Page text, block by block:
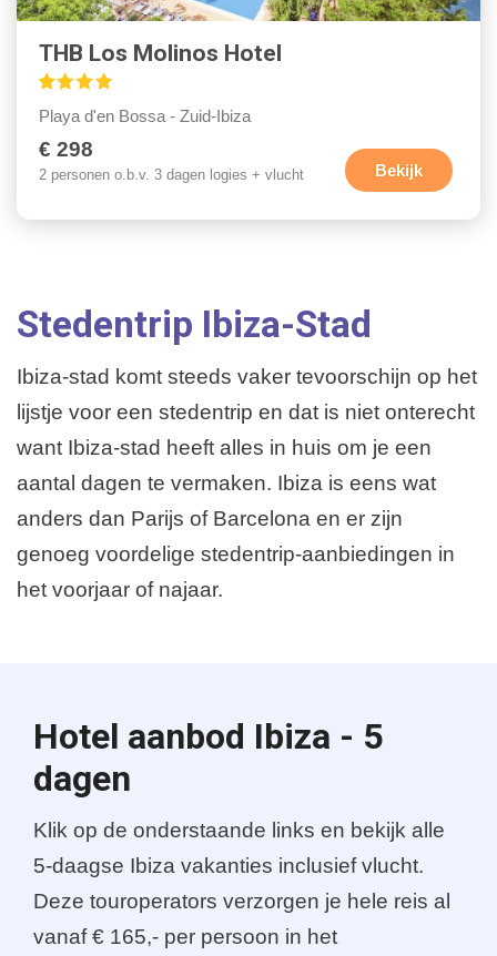
THB Los Molinos Hotel
Playa d'en Bossa - Zuid-Ibiza
€ 298
2 personen o.b.v. 3 dagen logies + vlucht Bekijk
Stedentrip Ibiza-Stad
Ibiza-stad komt steeds vaker tevoorschijn op het
lijstje voor een stedentrip en dat is niet onterecht
want Ibiza-stad heeft alles in huis om je een
aantal dagen te vermaken. Ibiza is eens wat
anders dan Parijs of Barcelona en er zijn
genoeg voordelige stedentrip-aanbiedingen in
het voorjaar of najaar.
Hotel aanbod Ibiza - 5
dagen
Klik op de onderstaande links en bekijk alle
5-daagse Ibiza vakanties inclusief vlucht.
Deze touroperators verzorgen je hele reis al
vanaf € 165,- per persoon in het